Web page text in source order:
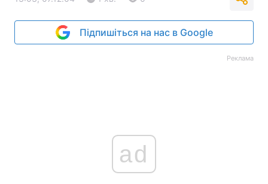
Підпишіться на нас в Google
Реклама
ad